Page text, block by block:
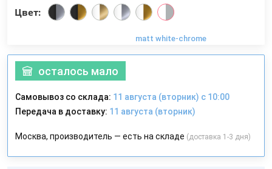
Цвет:
matt white-chrome
осталось мало
Самовывоз со склада: 11 августа (вторник) с 10:00
Передача в доставку: 11 августа (вторник)
Москва, производитель — есть на складе (доставка 1-3 дня)